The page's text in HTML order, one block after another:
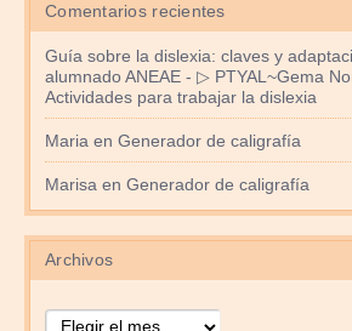
Comentarios recientes
Guía sobre la dislexia: claves y
alumnado ANEAE - ▷ PTYAL~Gema
Actividades para trabajar la dislexia
Maria en Generador de caligrafía
Marisa en Generador de caligrafía
Archivos